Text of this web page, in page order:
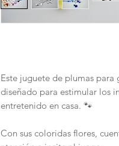
Este juguete de plumas para
diseñado para estimular los
entretenido en casa. 🐾
Con sus coloridas flores,